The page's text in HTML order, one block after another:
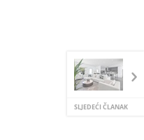
SLJEDEĆI ČLANAK